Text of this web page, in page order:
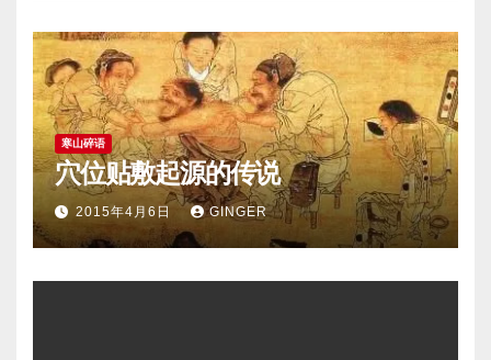
寒山碎语
穴位贴敷起源的传说
2015年4月6日 GINGER